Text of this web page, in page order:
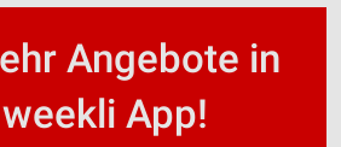
Angebote in
App!